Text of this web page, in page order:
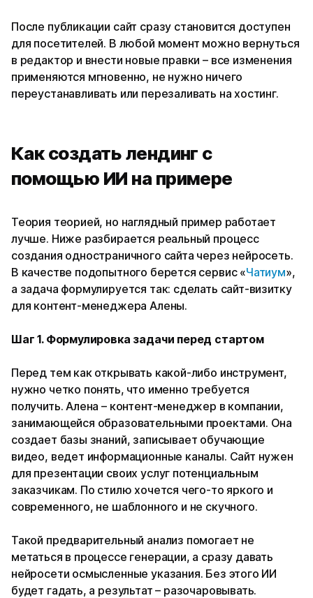
После публикации сайт сразу становится доступен
для посетителей. В любой момент можно вернуться
в редактор и внести новые правки – все изменения
применяются мгновенно, не нужно ничего
переустанавливать или перезаливать на хостинг.
Как создать лендинг с
помощью ИИ на примере
Теория теорией, но наглядный пример работает
лучше. Ниже разбирается реальный процесс
создания одностраничного сайта через нейросеть.
В качестве подопытного берется сервис «Чатиум»,
а задача формулируется так: сделать сайт-визитку
для контент-менеджера Алены.
Шаг 1. Формулировка задачи перед стартом
Перед тем как открывать какой-либо инструмент,
нужно четко понять, что именно требуется
получить. Алена – контент-менеджер в компании,
занимающейся образовательными проектами. Она
создает базы знаний, записывает обучающие
видео, ведет информационные каналы. Сайт нужен
для презентации своих услуг потенциальным
заказчикам. По стилю хочется чего-то яркого и
современного, не шаблонного и не скучного.
Такой предварительный анализ помогает не
метаться в процессе генерации, а сразу давать
нейросети осмысленные указания. Без этого ИИ
будет гадать, а результат – разочаровывать.